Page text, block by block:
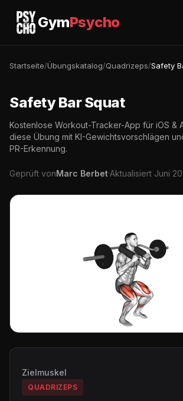
GymPsycho
Startseite/Übungskatalog/Quadrizeps/Safety
Safety Bar Squat
Kostenlose Workout-Tracker-App für iOS
diese Übung mit KI-Gewichtsvorschlägen
PR-Erkennung.
Geprüft vonMarc Berbet·Aktualisiert Juni
Zielmuskel
QUADRIZEPS